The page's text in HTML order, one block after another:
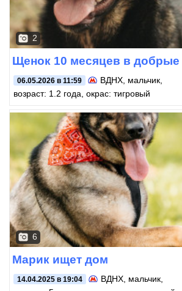
2
Щенок 10 месяцев в добрые
06.05.2026 в 11:59 ВДНХ , мальчик,
возраст: 1.2 года, окрас: тигровый
6
Марик ищет дом
14.04.2025 в 19:04 ВДНХ, мальчик,